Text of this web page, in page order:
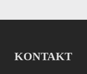
KONTAKT